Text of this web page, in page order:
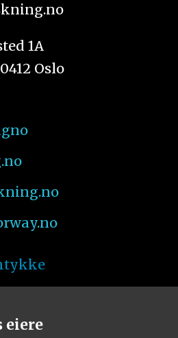
1A
Oslo
eiere